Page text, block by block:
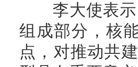
李大使表
组成部分，核
点，对推动共建